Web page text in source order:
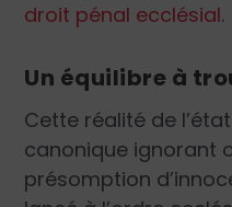
droit pénal ecclésial.
Un équilibre à
Cette réalité de
canonique ignorant
présomption